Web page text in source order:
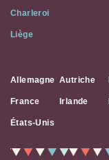
Media
Charleroi
Liège
Allemagne Autriche
France Irlande
États-Unis